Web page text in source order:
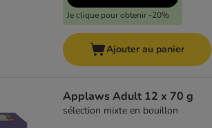
Je clique pour obtenir -20%
Ajouter au panier
Applaws Adult 12 x 70 g
sélection mixte en bouillon